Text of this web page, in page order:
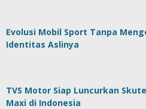
Evolusi Mobil Sport Tanpa
Identitas Aslinya
TVS Motor Siap Luncurkan
Maxi di Indonesia